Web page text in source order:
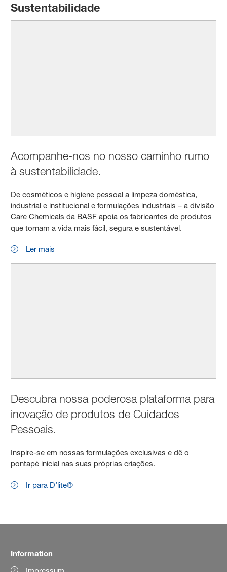
Sustentabilidade
Acompanhe-nos no nosso caminho rumo
à sustentabilidade.
De cosméticos e higiene pessoal a limpeza doméstica,
industrial e institucional e formulações industriais – a divisão
Care Chemicals da BASF apoia os fabricantes de produtos
que tornam a vida mais fácil, segura e sustentável.
Ler mais
Descubra nossa poderosa plataforma para
inovação de produtos de Cuidados
Pessoais.
Inspire-se em nossas formulações exclusivas e dê o
pontapé inicial nas suas próprias criações.
Ir para D’lite®
Information